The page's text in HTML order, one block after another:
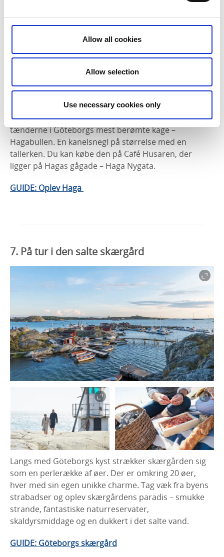
Allow all cookies
Allow selection
Use necessary cookies only
Haga er en af Göteborgs ældste bydele med bilfrie
klassiske Göteborgshuse fra 1800-tallet. Hvis du får
lyst til en kop kaffe, er der aldrig langt til et sted, hvor
du kan få stillet kaffetørsten. I Haga kan du også sætte
tænderne i Göteborgs mest berømte kage –
Hagabullen. En kanelsnegl på størrelse med en
tallerken. Du kan købe den på Café Husaren, der
ligger på Hagas gågade – Haga Nygata.
GUIDE: Oplev Haga
7. På tur i den salte skærgård
Langs med Göteborgs kyst strækker skærgården sig
som en perlerække af øer. Der er omkring 20 øer,
hver med sin egen unikke charme. Tag væk fra byens
strabadser og oplev skærgårdens paradis – smukke
strande, fantastiske naturreservater,
skaldyrsmiddage og en dukkert i det salte vand.
GUIDE: Göteborgs skærgård